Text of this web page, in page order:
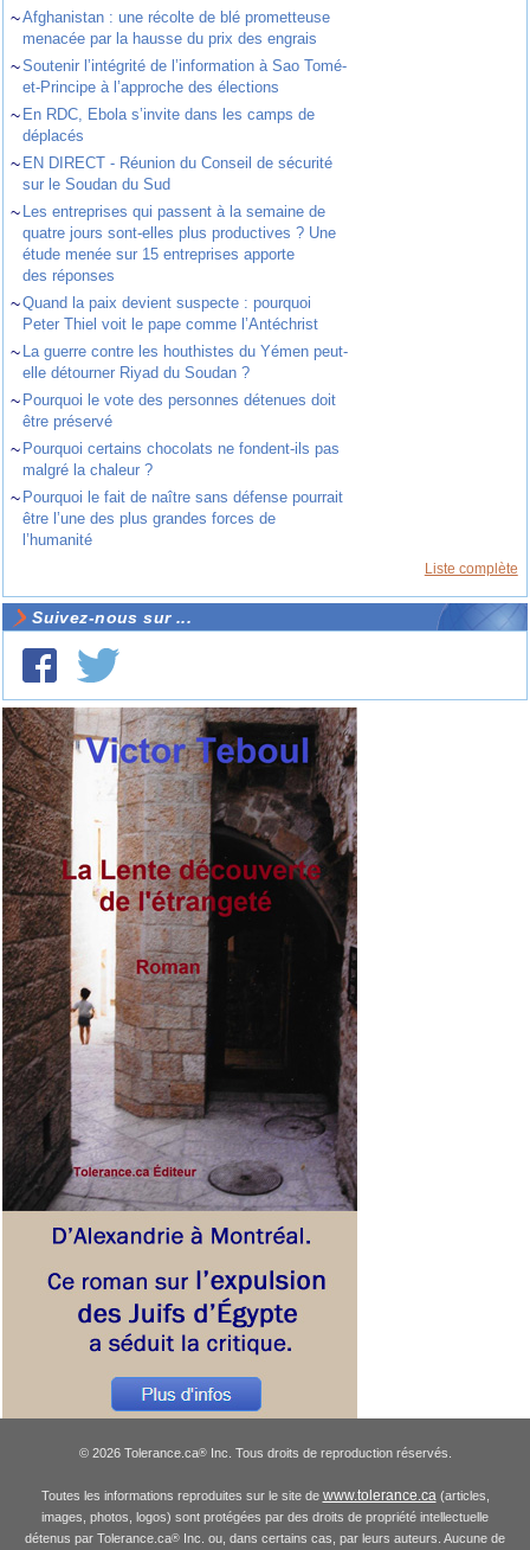
~Afghanistan : une récolte de blé prometteuse
menacée par la hausse du prix des engrais
~Soutenir l’intégrité de l’information à Sao Tomé-
et-Principe à l’approche des élections
~ En RDC, Ebola s’invite dans les camps de
déplacés
~ EN DIRECT - Réunion du Conseil de sécurité
sur le Soudan du Sud
~ Les entreprises qui passent à la semaine de
quatre jours sont-elles plus productives ? Une
étude menée sur 15 entreprises apporte
des réponses
~Quand la paix devient suspecte : pourquoi
Peter Thiel voit le pape comme l’Antéchrist
~ La guerre contre les houthistes du Yémen peut-
elle détourner Riyad du Soudan ?
~ Pourquoi le vote des personnes détenues doit
être préservé
~ Pourquoi certains chocolats ne fondent-ils pas
malgré la chaleur ?
~ Pourquoi le fait de naître sans défense pourrait
être l’une des plus grandes forces de
l’humanité
Liste complète
Suivez-nous sur ...
© 2026 Tolerance.ca®Inc. Tous droits de reproduction réservés.
Toutes les informations reproduites sur le site de www.tolerance.ca (articles,
images, photos, logos) sont protégées par des droits de propriété intellectuelle
détenus par Tolerance.ca® Inc. ou, dans certains cas, par leurs auteurs. Aucune de